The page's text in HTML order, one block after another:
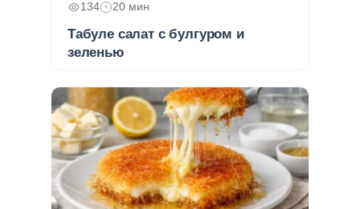
134 20 мин
Табуле салат с булгуром и
зеленью